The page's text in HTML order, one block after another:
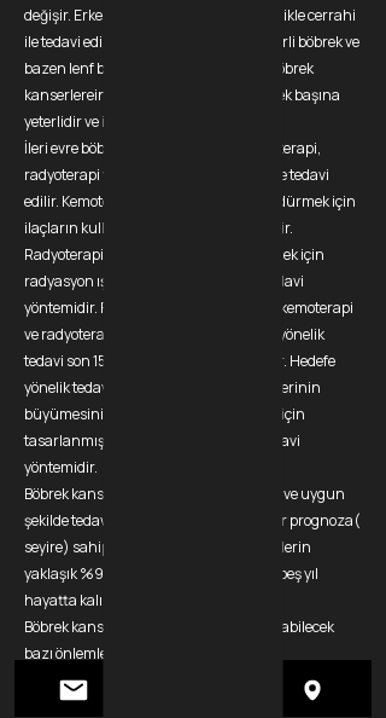
değişir. Erken evre böbrek kanseri genellikle cerrahi
ile tedavi edilir. Cerrahi sırasında, kanserli böbrek ve
bazen lenf bezleri çıkarılır. Erken evre böbrek
kanserlereinde cerrahi tedavi genelde tek başına
yeterlidir ve ilave tedaviye gerek yoktur.
İleri evre böbrek kanseri genellikle kemoterapi,
radyoterapi veya hedefe yönelik tedavi ile tedavi
edilir. Kemoterapi, kanser hücrelerini öldürmek için
ilaçların kullanıldığı bir tedavi yöntemidir.
Radyoterapi, kanser hücrelerini yok etmek için
radyasyon ışınlarının kullanıldığı bir tedavi
yöntemidir. Fakat böbrek kanserlerinde kemoterapi
ve radyoterapi çok işe yaramaz. Hedefe yönelik
tedavi son 15 yılda popüler hale gelmiştir. Hedefe
yönelik tedavi ( akıllı ilaç) kanser hücrelerinin
büyümesini ve yayılmasını durdurmak için
tasarlanmış ilaçların kullanıldığı bir tedavi
yöntemidir.
Böbrek kanseri, erken teşhis edildiğinde ve uygun
şekilde tedavi edildiğinde genellikle iyi bir prognoza(
seyire) sahiptir. Böbrek kanseri olan kişilerin
yaklaşık %90'ı uygun tedaviden sonra beş yıl
hayatta kalır.
Böbrek kanserinden korunmak için alınabilecek
bazı önlemler şunlardır:
• Sigara içmekten kaçının.
• Alkol tüketimini sınırlayın.